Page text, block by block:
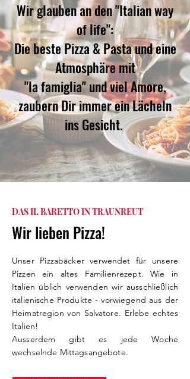
Wir glauben an den "Italian way
of life":
Die beste Pizza & Pasta und eine
Atmosphäre mit
"la famiglia" und viel Amore,
zaubern Dir immer ein Lächeln
ins Gesicht.
DAS IL BARETTO IN TRAUNREUT
Wir lieben Pizza!
Unser Pizzabäcker verwendet für unsere
Pizzen ein altes Familienrezept. Wie in
Italien üblich verwenden wir ausschließlich
italienische Produkte - vorwiegend aus der
Heimatregion von Salvatore. Erlebe echtes
Italien!
Ausserdem gibt es jede Woche
wechselnde Mittagsangebote.